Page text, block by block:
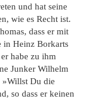
und hat seine
wie es Recht ist.
dass er mit
in Heinz Borkarts
habe zu ihm
Junker Wilhelm
»Willst Du die
so dass er keinen